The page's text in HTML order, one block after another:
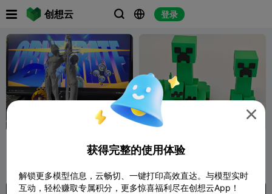
创想云   登录

获得完整的使用体验
解锁更多模型信息，云畅切、一键打印高效直达。与模型实时
互动，轻松赚取专属积分，更多惊喜福利尽在创想云App！